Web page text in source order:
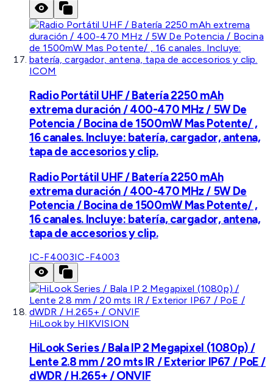
ICOM
Radio Portátil UHF / Batería 2250 mAh
extrema duración / 400-470 MHz / 5W De
Potencia / Bocina de 1500mW Mas Potente/ ,
16 canales. Incluye: batería, cargador, antena,
tapa de accesorios y clip.
Radio Portátil UHF / Batería 2250 mAh
extrema duración / 400-470 MHz / 5W De
Potencia / Bocina de 1500mW Mas Potente/ ,
16 canales. Incluye: batería, cargador, antena,
tapa de accesorios y clip.
IC-F4003IC-F4003
HiLook by HIKVISION
HiLook Series / Bala IP 2 Megapixel (1080p) /
Lente 2.8 mm / 20 mts IR / Exterior IP67 / PoE /
dWDR / H.265+ / ONVIF